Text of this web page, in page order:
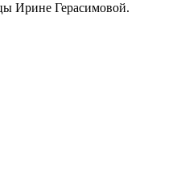
Ирине Герасимовой.